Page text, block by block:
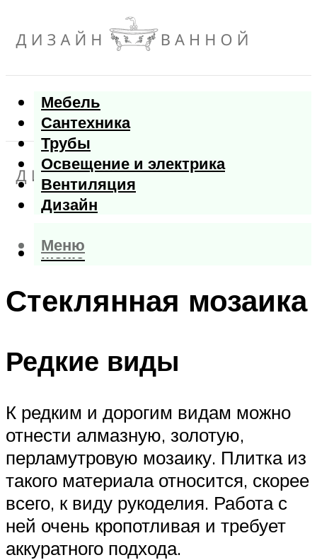
Мебель
Сантехника
Трубы
Освещение и электрика
Вентиляция
Дизайн
Меню
Меню
Стеклянная мозаика
Редкие виды
К редким и дорогим видам можно
отнести алмазную, золотую,
перламутровую мозаику. Плитка из
такого материала относится, скорее
всего, к виду рукоделия. Работа с
ней очень кропотливая и требует
аккуратного подхода.